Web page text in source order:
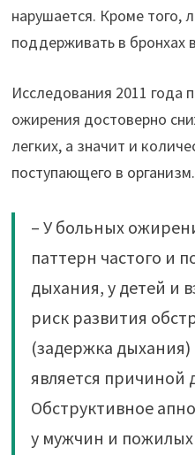
нарушается. Кроме того,
поддерживать в бронхах
Исследования 2011 года
ожирения достоверно
легких, а значит и
поступающего в организм.
– У больных
паттерн частого и
дыхания, у детей и
риск развития
(задержка дыхания)
является причиной
Обструктивное
у мужчин и пожилых